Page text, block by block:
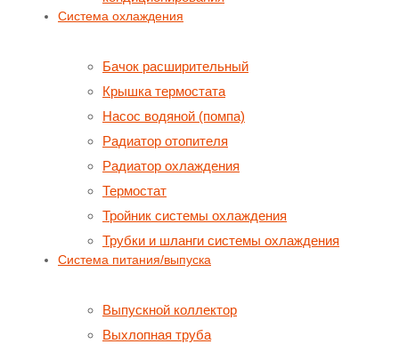
Система охлаждения
Бачок расширительный
Крышка термостата
Насос водяной (помпа)
Радиатор отопителя
Радиатор охлаждения
Термостат
Тройник системы охлаждения
Трубки и шланги системы охлаждения
Система питания/выпуска
Выпускной коллектор
Выхлопная труба